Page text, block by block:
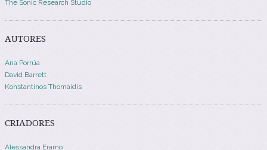
The Sonic Research Studio
AUTORES
Ana Porrúa
David Barrett
Konstantinos Thomaidis
CRIADORES
Alessandra Eramo